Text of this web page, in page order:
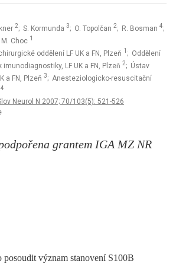
2; S. Kormunda 3; O. Topolčan 2; R. Bosman 4;
Choc 1
oddělení LF UK a FN, Plzeň 1 ; Oddělení
LF UK a FN, Plzeň 2; Ústav
a FN, Plzeň 3; Anesteziologicko-resuscitační
4
Neurol N 2007; 70/103(5): 521-526
grantem IGA MZ NR
posoudit význam stanovení S100B